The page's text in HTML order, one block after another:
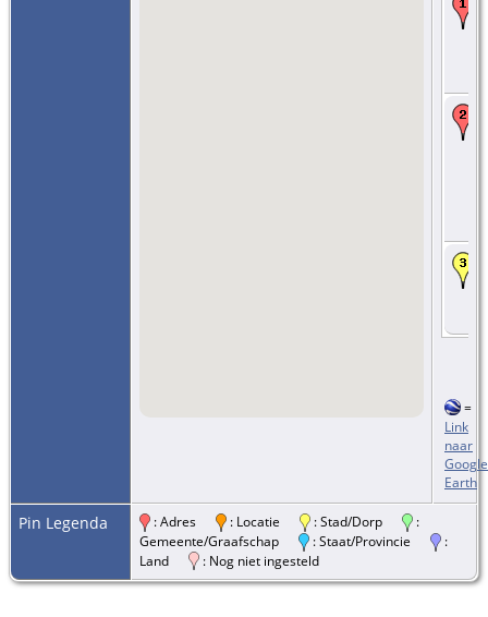
=
Link
naar
Google
Earth
Pin Legenda : Adres : Locatie : Stad/Dorp
:
Gemeente/Graafschap
: Staat/Provincie
:
Land
: Nog niet ingesteld